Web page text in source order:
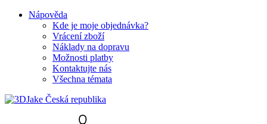
Nápověda
Kde je moje objednávka?
Vrácení zboží
Náklady na dopravu
Možnosti platby
Kontaktujte nás
Všechna témata